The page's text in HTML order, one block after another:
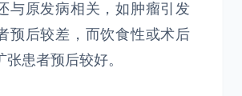
与原发病相关，如肿瘤引发
预后较差，而饮食性或术后
患者预后较好。